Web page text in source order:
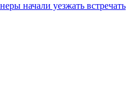
начали уезжать встречать